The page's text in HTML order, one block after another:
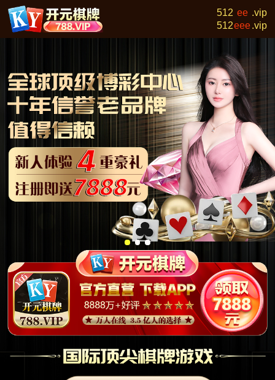
512 ff
.vip
512 fff .vip